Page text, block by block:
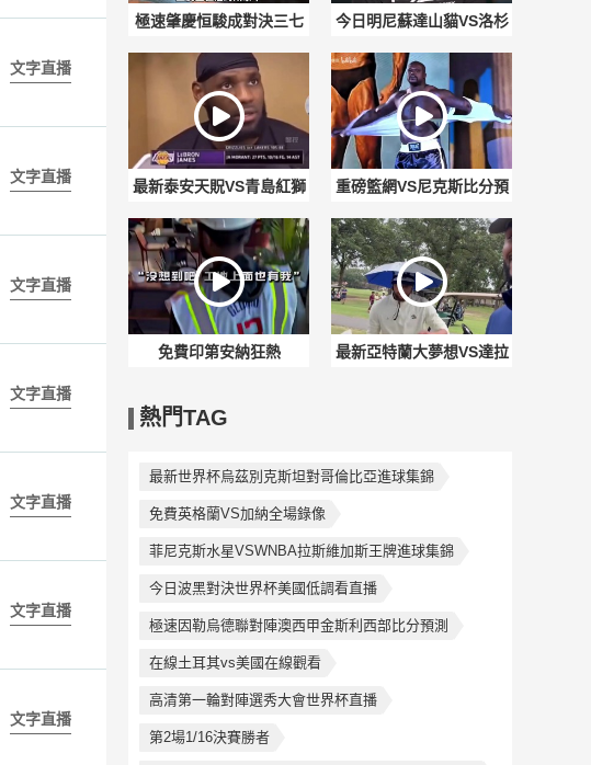
文字直播
文字直播
文字直播
文字直播
文字直播
文字直播
文字直播
極速肇慶恒駿成對決三七
互娛比分預測
今日明尼蘇達山貓VS洛杉
磯火花賽事前瞻
最新泰安天貺VS青島紅獅
比分預測
重磅籃網VS尼克斯比分預
測
免費印第安納狂熱
入口
最新亞特蘭大夢想VS達拉
熱門TAG
最新世界杯烏茲別克斯坦對哥倫比亞進球集錦
免費英格蘭VS加納全場錄像
菲尼克斯水星VSWNBA拉斯維加斯王牌進球集錦
今日波黑對決世界杯美國低調看直播
極速因勒烏德聯對陣澳西甲金斯利西部比分預測
在線土耳其vs美國在線觀看
高清第一輪對陣選秀大會世界杯直播
第2場1/16決賽勝者